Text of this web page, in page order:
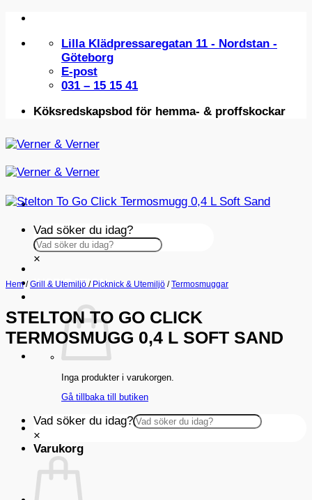
Skip
content
Lilla Klädpressaregatan 11 - Nordstan -
Göteborg
E-post
031 – 15 15 41
Köksredskapsbod för hemma- & proffskockar
Vad söker du idag?
×
INSPIRATION
Inga produkter i varukorgen.
Gå tillbaka till butiken
Vad söker du idag?
×
Varukorg
Hem / Grill & Utemiljö / Picknick & Utemiljö / Termosmuggar
STELTON TO GO CLICK
TERMOSMUGG 0,4 L SOFT SAND